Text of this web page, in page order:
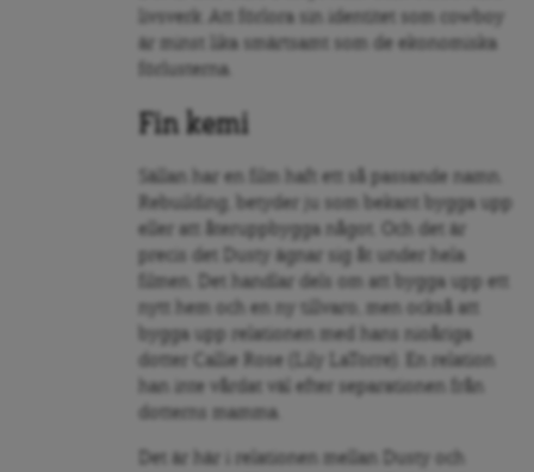
livsverk. Att förlora sin identitet som cowboy
är minst lika smärtsamt som de ekonomiska
förlusterna.
Fin kemi
Sällan har en film haft ett så passande namn.
Rebuilding, betyder ju som bekant bygga upp
eller att återuppbygga något. Och det är
precis det Dusty ägnar sig åt under hela
filmen. Det handlar dels om att bygga upp ett
nytt hem och en ny tillvaro, men också att
bygga upp relationen med hans nioåriga
dotter
Callie Rose (Lily LaTorre). En relation
han inte vårdat väl efter separationen från
dotterns mamma.
Det är här i relationen mellan Dusty och